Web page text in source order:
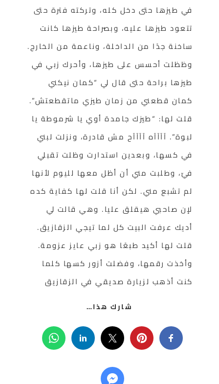
في طيزها حتى دخل كله، وتركته فترة حتى
تتعود طيزها عليه، وبصراحة طيزها كانت
ساخنة جدًا من الداخلة، وناعمة من الخارج.
وظظلت أحسس على طيزها، وأحرك زبي في
طيزها براحة حتى قال لي “كمان نيكني
كمان قطعني من زمان طيزي ماتقطعتش”.
قلت لها: “طيزك جامدة أوي يا شرموطة يا
لبوة”. آآآآه آآآآح مش قادرة، ونزلت لبني
في كسها، وبعدين استدارت وظلت تقبلي
فيّ، وطلبت مني أن أظل معها لليوم لأنها
لم تشبع مني. لكن أنا قلت لها كفاية كده
لإن صاحبي هيقلق عليا. وهي قالت لي
أديك عرفت البيت كل لما تيجي الزقازيق.
قلت لها أكيد طبعًا هو زبي عايز عزومة.
وأخذت رقمها، وفضلت أزور كسها كلما
كنت أذهب لزيارة صديقي في الزقازيق
شارك هذا…